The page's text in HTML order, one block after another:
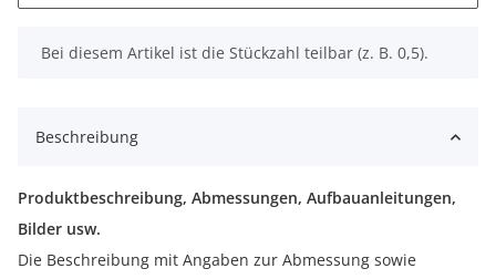
x
Bei diesem Artikel ist die Stückzahl teilbar (z. B. 0,5).
Beschreibung
Produktbeschreibung, Abmessungen, Aufbauanleitungen,
Bilder usw.
Die Beschreibung mit Angaben zur Abmessung sowie